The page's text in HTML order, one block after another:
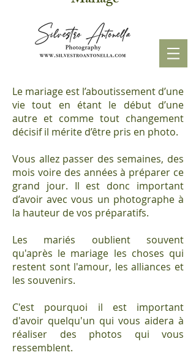
Le mariage est l’aboutissement d’une
vie tout en étant le début d’une
autre et comme tout changement
décisif il mérite d’être pris en photo.
Vous allez passer des semaines, des
mois voire des années à préparer ce
grand jour. Il est donc important
d’avoir avec vous un photographe à
la hauteur de vos préparatifs.
Les mariés oublient souvent
qu'après le mariage les choses qui
restent sont l'amour, les alliances et
les souvenirs.
C'est pourquoi il est important
d'avoir quelqu'un qui vous aidera à
réaliser des photos qui vous
ressemblent.